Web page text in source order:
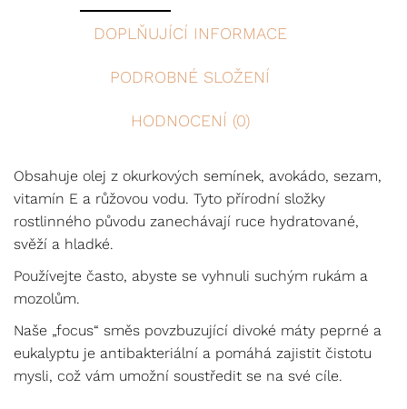
DOPLŇUJÍCÍ INFORMACE
PODROBNÉ SLOŽENÍ
HODNOCENÍ (0)
Obsahuje olej z okurkových semínek, avokádo, sezam,
vitamín E a růžovou vodu. Tyto přírodní složky
rostlinného původu zanechávají ruce hydratované,
svěží a hladké.
Používejte často, abyste se vyhnuli suchým rukám a
mozolům.
Naše „focus“ směs povzbuzující divoké máty peprné a
eukalyptu je antibakteriální a pomáhá zajistit čistotu
mysli, což vám umožní soustředit se na své cíle.